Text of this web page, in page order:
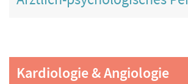
Kardiologie & Angiologie